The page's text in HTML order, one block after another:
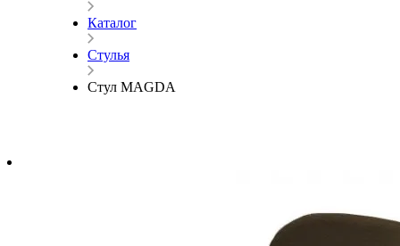
Каталог
Стулья
Стул MAGDA